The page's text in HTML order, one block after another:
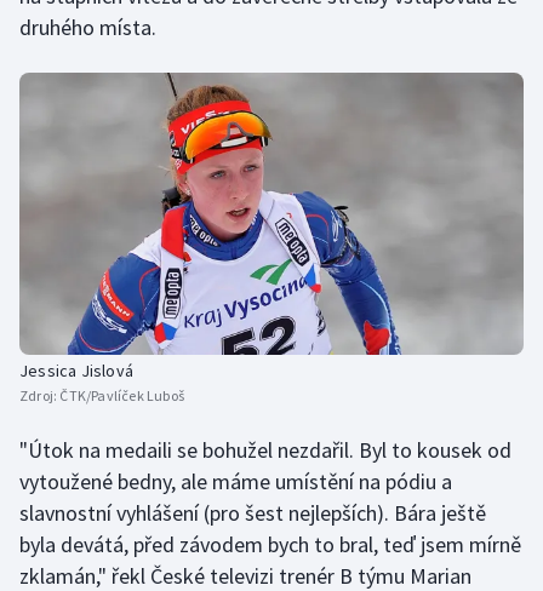
Stolní tenis
Triatlon
Vodní slalom
Ostatní
druhého místa.
Jessica Jislová
Zdroj: ČTK/Pavlíček Luboš
"Útok na medaili se bohužel nezdařil. Byl to kousek od
vytoužené bedny, ale máme umístění na pódiu a
slavnostní vyhlášení (pro šest nejlepších). Bára ještě
byla devátá, před závodem bych to bral, teď jsem mírně
zklamán," řekl České televizi trenér B týmu Marian